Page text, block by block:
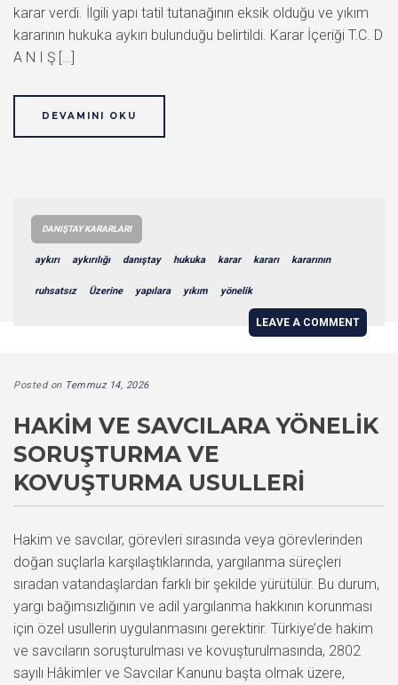
karar verdi. İlgili yapı tatil tutanağının eksik olduğu ve yıkım
kararının hukuka aykırı bulunduğu belirtildi. Karar İçeriği T.C. D
A N I Ş […]
DEVAMINI OKU
DANIŞTAY KARARLARI
aykırı aykırılığı danıştay hukuka karar kararı kararının
ruhsatsız Üzerine yapılara yıkım yönelik
LEAVE A COMMENT
Posted on Temmuz 14, 2026
HAKIM VE SAVCILARA YÖNELIK
SORUŞTURMA VE
KOVUŞTURMA USULLERI
Hakim ve savcılar, görevleri sırasında veya görevlerinden
doğan suçlarla karşılaştıklarında, yargılanma süreçleri
sıradan vatandaşlardan farklı bir şekilde yürütülür. Bu durum,
yargı bağımsızlığının ve adil yargılanma hakkının korunması
için özel usullerin uygulanmasını gerektirir. Türkiye’de hakim
ve savcıların soruşturulması ve kovuşturulmasında, 2802
sayılı Hâkimler ve Savcılar Kanunu başta olmak üzere,